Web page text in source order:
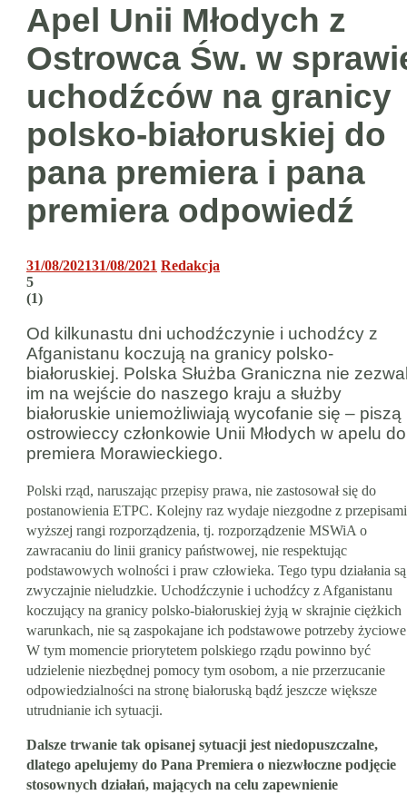
Apel Unii Młodych z
Ostrowca Św. w
uchodźców na granicy
polsko-białoruskiej do
pana premiera i pana
premiera odpowiedź
31/08/202131/08/2021 Redakcja
5
(1)
Od kilkunastu dni uchodźczynie i uchodźcy z
Afganistanu koczują na granicy polsko-
białoruskiej. Polska Służba Graniczna nie
im na wejście do naszego kraju a służby
białoruskie uniemożliwiają wycofanie się – piszą
ostrowieccy członkowie Unii Młodych w apelu do
premiera Morawieckiego.
Polski rząd, naruszając przepisy prawa, nie zastosował się do
postanowienia ETPC. Kolejny raz wydaje niezgodne z przepisami
wyższej rangi rozporządzenia, tj. rozporządzenie MSWiA o
zawracaniu do linii granicy państwowej, nie respektując
podstawowych wolności i praw człowieka. Tego typu działania są
zwyczajnie nieludzkie. Uchodźczynie i uchodźcy z Afganistanu
koczujący na granicy polsko-białoruskiej żyją w skrajnie ciężkich
warunkach, nie są zaspokajane ich podstawowe potrzeby
W tym momencie priorytetem polskiego rządu powinno być
udzielenie niezbędnej pomocy tym osobom, a nie przerzucanie
odpowiedzialności na stronę białoruską bądź jeszcze większe
utrudnianie ich sytuacji.
Dalsze trwanie tak opisanej sytuacji jest niedopuszczalne,
dlatego apelujemy do Pana Premiera o niezwłoczne podjęcie
stosownych działań, mających na celu zapewnienie